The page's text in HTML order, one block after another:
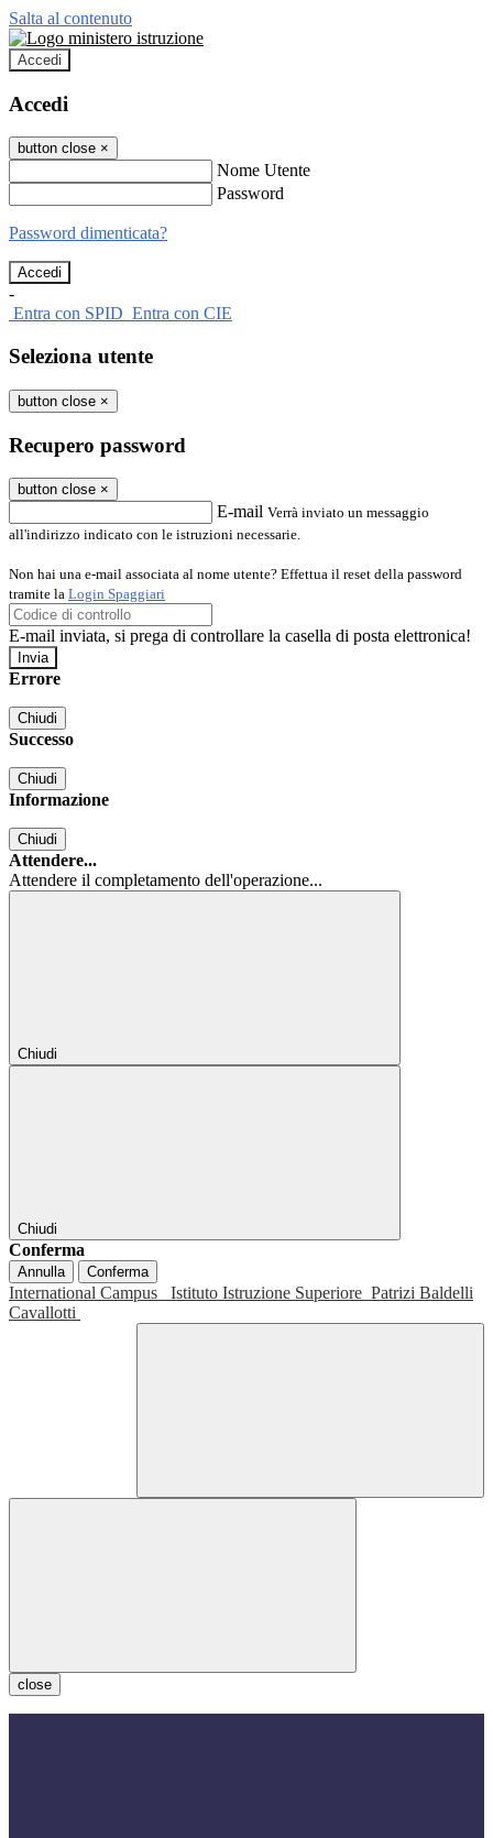
Salta al contenuto
Accedi
Accedi
button close ×
Nome Utente
Password
Password dimenticata?
-
Entra con SPID Entra con CIE
Seleziona utente
button close ×
Recupero password
button close ×
E-mail Verrà inviato un messaggio
all'indirizzo indicato con le istruzioni necessarie.
Non hai una e-mail associata al nome utente? Effettua il reset della password
tramite la Login Spaggiari
E-mail inviata, si prega di controllare la casella di posta elettronica!
Errore
Chiudi
Successo
Chiudi
Informazione
Chiudi
Attendere...
Attendere il completamento dell'operazione...
Chiudi
Chiudi
Conferma
Annulla Conferma
International Campus Istituto Istruzione Superiore Patrizi Baldelli
Cavallotti
close